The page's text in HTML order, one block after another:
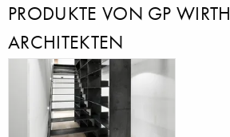
PRODUKTE VON GP WIRTH
ARCHITEKTEN